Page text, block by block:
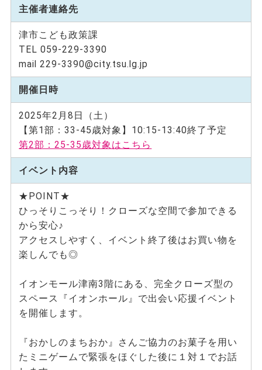
主催者連絡先
津市こども政策課
TEL 059-229-3390
mail 229-3390@city.tsu.lg.jp
開催日時
2025年2月8日（土）
【第1部：33-45歳対象】10:15-13:40終了予定
第2部：25-35歳対象はこちら
イベント内容
★POINT★
ひっそりこっそり！クローズな空間で参加できる
から安心♪
アクセスしやすく、イベント終了後はお買い物を
楽しんでも◎
イオンモール津南3階にある、完全クローズ型の
スペース『イオンホール』で出会い応援イベント
を開催します。
『おかしのまちおか』さんご協力のお菓子を用い
たミニゲームで緊張をほぐした後に１対１でお話